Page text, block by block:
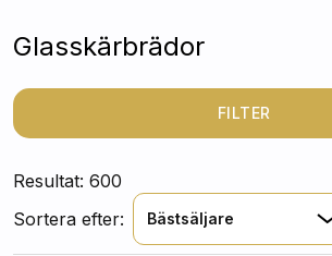
Glasskärbrädor
FILTER
Resultat: 600
Sortera efter:
Bästsäljare